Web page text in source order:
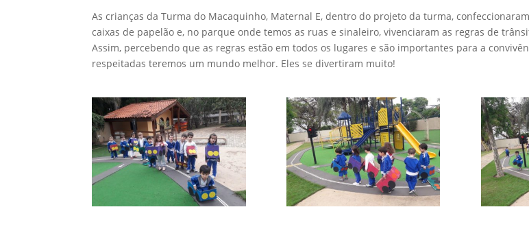
As crianças da Turma do Macaquinho, Maternal E, dentro do projeto da turma,
caixas de papelão e, no parque onde temos as ruas e sinaleiro, vivenciaram as regras de
Assim, percebendo que as regras estão em todos os lugares e são importantes para a
respeitadas teremos um mundo melhor. Eles se divertiram muito!